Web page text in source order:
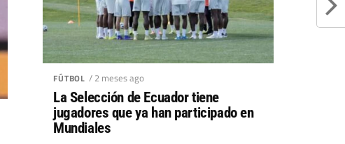
FÚTBOL / 2 meses ago
La Selección de Ecuador tiene
jugadores que ya han participado en
Mundiales